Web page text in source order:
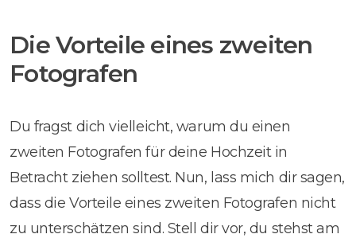
Die Vorteile eines zweiten
Fotografen
Du fragst dich vielleicht, warum du einen
zweiten Fotografen für deine Hochzeit in
Betracht ziehen solltest. Nun, lass mich dir sagen,
dass die Vorteile eines zweiten Fotografen nicht
zu unterschätzen sind. Stell dir vor, du stehst am